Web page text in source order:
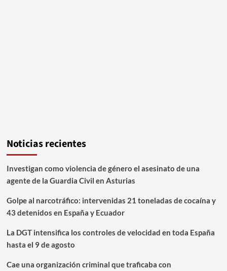
Noticias recientes
Investigan como violencia de género el asesinato de una
agente de la Guardia Civil en Asturias
Golpe al narcotráfico: intervenidas 21 toneladas de cocaína y
43 detenidos en España y Ecuador
La DGT intensifica los controles de velocidad en toda España
hasta el 9 de agosto
Cae una organización criminal que traficaba con